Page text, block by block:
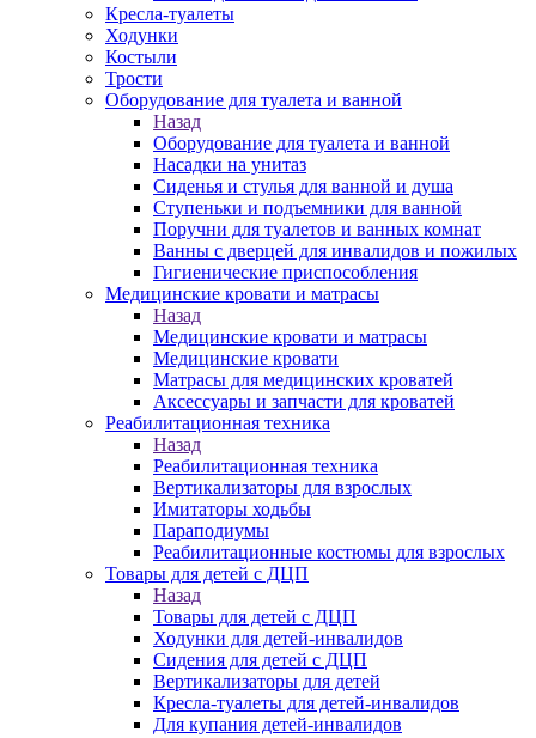
Кресла-туалеты
Ходунки
Костыли
Трости
Оборудование для туалета и ванной
Назад
Оборудование для туалета и ванной
Насадки на унитаз
Сиденья и стулья для ванной и душа
Ступеньки и подъемники для ванной
Поручни для туалетов и ванных комнат
Ванны с дверцей для инвалидов и пожилых
Гигиенические приспособления
Медицинские кровати и матрасы
Назад
Медицинские кровати и матрасы
Медицинские кровати
Матрасы для медицинских кроватей
Аксессуары и запчасти для кроватей
Реабилитационная техника
Назад
Реабилитационная техника
Вертикализаторы для взрослых
Имитаторы ходьбы
Параподиумы
Реабилитационные костюмы для взрослых
Товары для детей с ДЦП
Назад
Товары для детей с ДЦП
Ходунки для детей-инвалидов
Сидения для детей с ДЦП
Вертикализаторы для детей
Кресла-туалеты для детей-инвалидов
Для купания детей-инвалидов